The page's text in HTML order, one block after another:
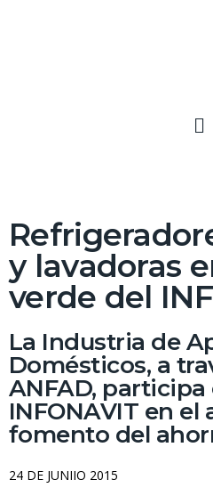
y lavadoras
verde del
La Industria de
Domésticos, a
ANFAD, participa
INFONAVIT en el
fomento del
24 DE JUNIIO 2015